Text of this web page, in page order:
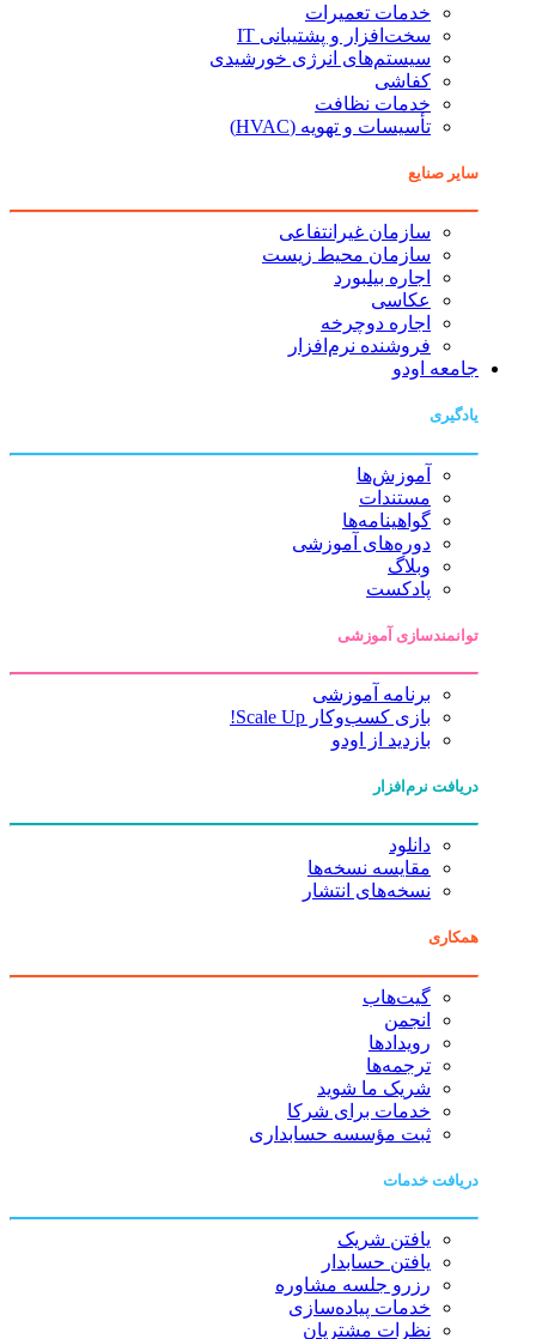
خدمات تعمیرات
سخت‌افزار و پشتیبانی IT
سیستم‌های انرژی خورشیدی
کفاشی
خدمات نظافت
تأسیسات و تهویه (HVAC)
سایر صنایع
سازمان غیرانتفاعی
سازمان محیط زیست
اجاره بیلبورد
عکاسی
اجاره دوچرخه
فروشنده نرم‌افزار
جامعه اودو
یادگیری
آموزش‌ها
مستندات
گواهینامه‌ها
دوره‌های آموزشی
وبلاگ
پادکست
توانمندسازی آموزشی
برنامه آموزشی
بازی کسب‌وکار Scale Up!
بازدید از اودو
دریافت نرم‌افزار
دانلود
مقایسه نسخه‌ها
نسخه‌های انتشار
همکاری
گیت‌هاب
انجمن
رویدادها
ترجمه‌ها
شریک ما شوید
خدمات برای شرکا
ثبت مؤسسه حسابداری
دریافت خدمات
یافتن شریک
یافتن حسابدار
رزرو جلسه مشاوره
خدمات پیاده‌سازی
نظرات مشتریان